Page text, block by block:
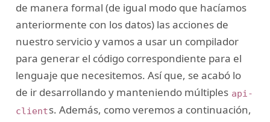
de manera formal (de igual modo que hacíamos
anteriormente con los datos) las acciones de
nuestro servicio y vamos a usar un compilador
para generar el código correspondiente para el
lenguaje que necesitemos. Así que, se acabó lo
de ir desarrollando y manteniendo múltiples api-
clients. Además, como veremos a continuación,